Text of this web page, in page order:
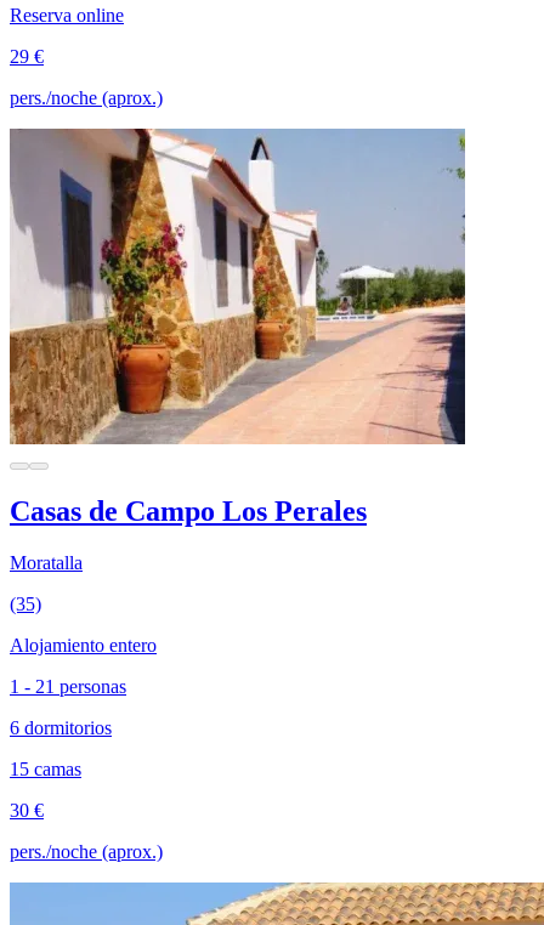
Reserva online
29 €
pers./noche (aprox.)
Casas de Campo Los Perales
Moratalla
(35)
Alojamiento entero
1 - 21 personas
6 dormitorios
15 camas
30 €
pers./noche (aprox.)